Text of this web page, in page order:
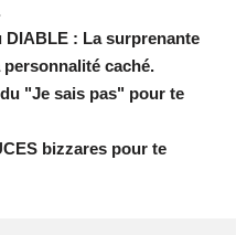
DIABLE : La surprenante
caché.
"Je sais pas" pour te
bizzares pour te